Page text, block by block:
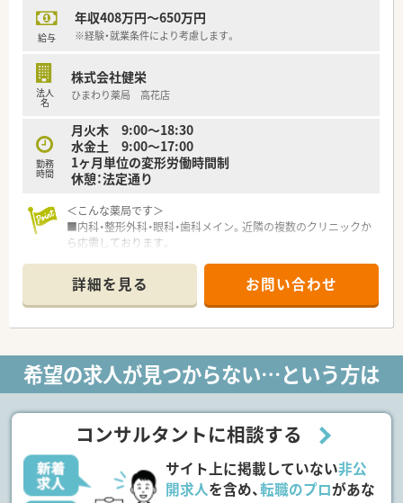
若手の段階から高い水準の給与が提示されます。
■30歳の調剤経験者であれば年収557万円、40歳の経験者であ
みで年収600万円以上の提示を行うことも可能です。
給与
年収408万円～650万円
※経験・就業条件により考慮します。
法人
名
株式会社健栄
ひまわり薬局 高花店
勤務
時間
月火木 9:00〜18:30
水金土 9:00〜17:00
1ヶ月単位の変形労働時間制
休憩：法定通り
＜こんな薬局です＞
■内科・整形外科・眼科・歯科メイン。近隣の複数のクリニックか
ら応需しております。
■処方箋枚数は1日60枚程度、20～50代の幅広い年齢層の方が
在籍されております。
≪こんな会社です≫
■総合病院門前からクリニック門前まで、様々な薬局形態があ
り、1社で幅広い調剤経験が積める法人です。
■健康イベント実施の店舗もあり、地域に愛される薬局づくりに
て働けます。
■新卒の方の受け入れ実績もあり、新卒の方も安心して入社でき
■在宅医療受入体制が全店で整っています。
詳細を見る お問い合わせ
希望の求人が見つからない…という方は
コンサルタントに相談する
サイト上に掲載していない非公
開求人を含め、転職のプロがあな